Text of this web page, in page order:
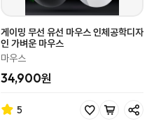
게이밍 무선 유선 마우스 인체공학디자
인 가벼운 마우스
마우스
34,900원
5